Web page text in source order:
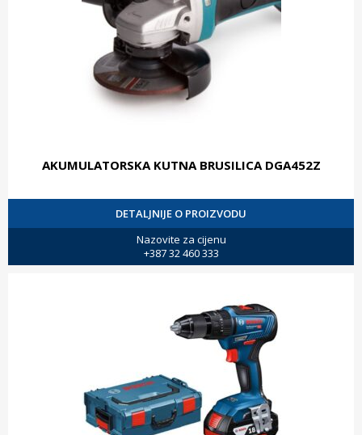
AKUMULATORSKA KUTNA BRUSILICA DGA452Z
DETALJNIJE O PROIZVODU
Nazovite za cijenu
+387 32 460 333